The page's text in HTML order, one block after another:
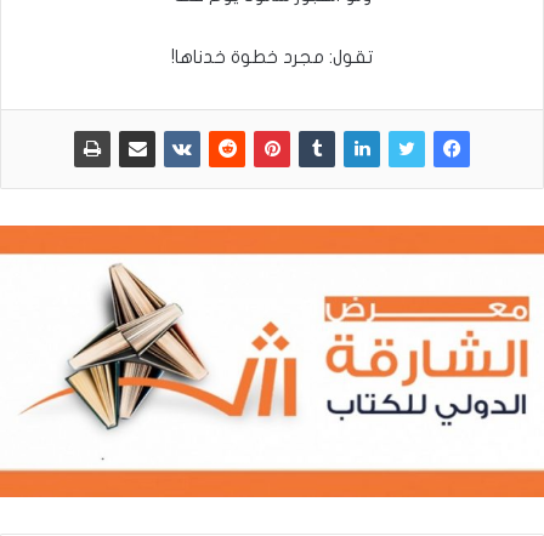
تقول: مجرد خطوة خدناها!